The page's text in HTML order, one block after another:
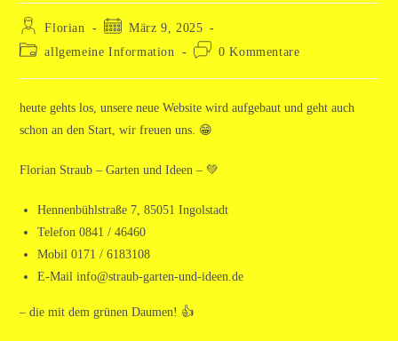
Beitrags-
Autor:
Florian
BeitragMärz 9, 2025
Beitrags-allgemeine Information
Beitrags-0 Kommentare
heute gehts los, unsere neue Website wird aufgebaut und geht auch
schon an den Start, wir freuen uns. 😁
Florian Straub – Garten und Ideen – 💚
Hennenbühlstraße 7, 85051 Ingolstadt
Telefon 0841 / 46460
Mobil 0171 / 6183108
E-Mail info@straub-garten-und-ideen.de
– die mit dem grünen Daumen! 👍